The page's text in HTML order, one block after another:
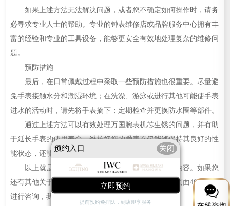
如果上述方法无法解决问题，或者您不确定如何操作时，请务
必寻求专业人士的帮助。专业的钟表维修店或品牌服务中心拥有丰
富的经验和专业的工具设备，能够更安全有效地处理复杂的维修问
题。
预防措施
最后，在日常佩戴过程中采取一些预防措施也很重要。尽量避
免手表接触水分和潮湿环境；在洗澡、游泳或进行其他可能使手表
进水的活动时，请先将手表摘下；定期检查并更换防水圈等部件。
通过上述方法可以有效处理万国腕表机芯生锈的问题，并有助
于延长手表的使用寿命。维护好您的爱表不仅能够保持其良好的性
能状态，还能让其成为一件更加珍贵的艺术品。
以上就是
天津万国保养服务中心
为您分享的精彩内容。如果您
还有其他关于万国手表维护和保养的问题，可以拨打页面400电话
进行咨询，我们将竭诚为您服务。
预约入口 关闭
立即预约
提前预约免排队，到店即享服务